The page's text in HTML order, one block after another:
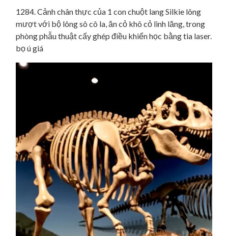
1284. Cảnh chân thực của 1 con chuột lang Silkie lông
mượt với bộ lông sô cô la, ăn cỏ khô cỏ linh lăng, trong
phòng phẫu thuật cấy ghép điều khiển học bằng tia laser.
bọ ú giá